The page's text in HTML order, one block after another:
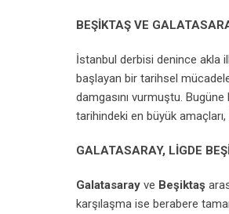
BEŞİKTAŞ VE
İstanbul derbisi denince akla
başlayan bir tarihsel
damgasını vurmuştu.
tarihindeki en büyük
GALATASARAY, LİGDE
Galatasaray ve Beşiktaş
karşılaşma ise berabere